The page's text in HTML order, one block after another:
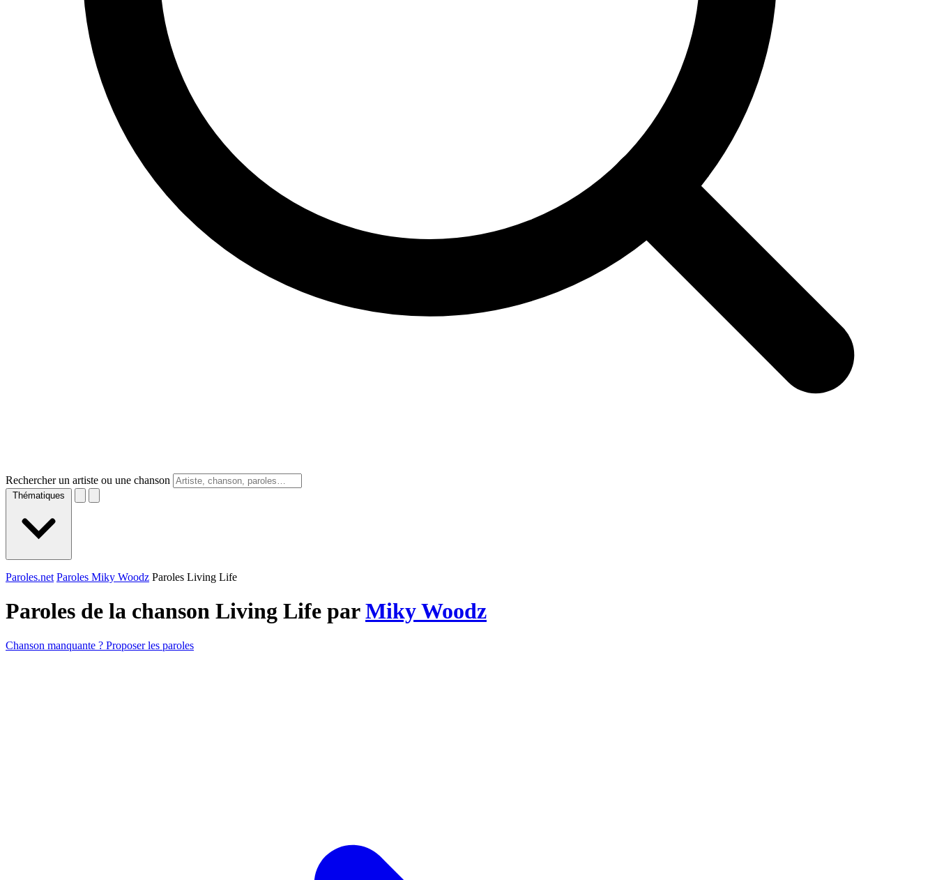
Rechercher un artiste ou une chanson
Thématiques
Paroles.net Paroles Miky Woodz Paroles Living Life
Paroles de la chanson Living Life parMiky Woodz
Chanson manquante ? Proposer les paroles